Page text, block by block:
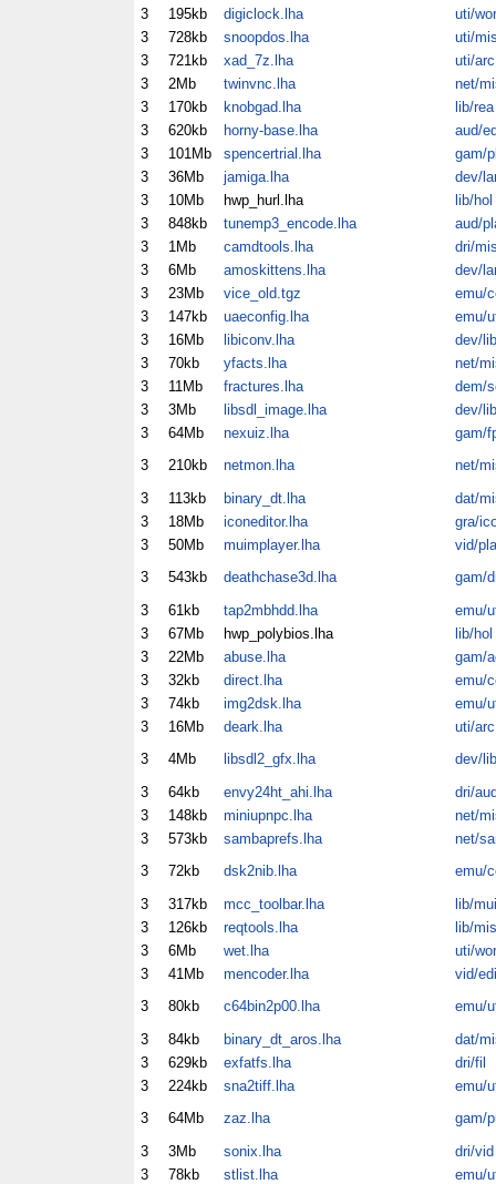
3
195kb digiclock.lha
uti/wor
3
728kb snoopdos.lha
uti/
3
721kb xad_7z.lha
uti/arc
3
2Mb twinvnc.lha
net/
3
170kb knobgad.lha
lib/rea
3
620kb horny-base.lha
aud/
3
101Mb spencertrial.lha
gam/
3
36Mb jamiga.lha
dev/
3
10Mb hwp_hurl.lha
lib/hol
3
848kb tunemp3_encode.lha
aud/
3
1Mb camdtools.lha
dri/
3
6Mb amoskittens.lha
dev/
3
23Mb vice_old.tgz
emu/
3
147kb uaeconfig.lha
emu/
3
16Mb libiconv.lha
dev/
3
70kb yfacts.lha
net/
3
11Mb fractures.lha
dem/
3
3Mb libsdl_image.lha
dev/
3
64Mb nexuiz.lha
gam/
3
210kb netmon.lha
net/
3
113kb binary_dt.lha
dat/
3
18Mb iconeditor.lha
gra/
3
50Mb muimplayer.lha
vid/pla
3
543kb deathchase3d.lha
gam/
3
61kb tap2mbhdd.lha
emu/
3
67Mb hwp_polybios.lha
lib/hol
3
22Mb abuse.lha
gam/
3
32kb direct.lha
emu/
3
74kb img2dsk.lha
emu/
3
16Mb deark.lha
uti/arc
3
4Mb libsdl2_gfx.lha
dev/
3
64kb envy24ht_ahi.lha
dri/
3
148kb miniupnpc.lha
net/
3
573kb sambaprefs.lha
net/
3
72kb dsk2nib.lha
emu/
3
317kb mcc_toolbar.lha
lib/mui
3
126kb reqtools.lha
lib/mis
3
6Mb wet.lha
uti/wor
3
41Mb mencoder.lha
vid/edi
3
80kb c64bin2p00.lha
emu/
3
84kb binary_dt_aros.lha
dat/
3
629kb exfatfs.lha
dri/fil
3
224kb sna2tiff.lha
emu/
3
64Mb zaz.lha
gam/
3
3Mb sonix.lha
dri/vid
3
78kb stlist.lha
emu/